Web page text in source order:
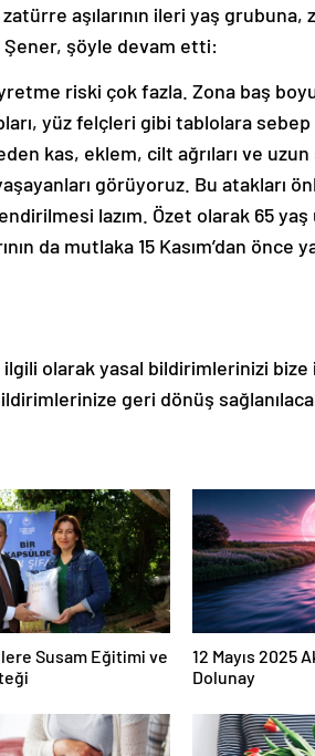
aşılarının ileri yaş grubuna,
Şener, şöyle devam etti:
riski çok fazla. Zona baş
yüz felçleri gibi tablolara
kas, eklem, cilt ağrıları ve
görüyoruz. Bu atakları
lazım. Özet olarak 65
da mutlaka 15 Kasım’dan önce
olarak yasal bildirimlerinizi bize
geri dönüş
Susam Eğitimi ve
12 Mayıs 2025
Dolunay